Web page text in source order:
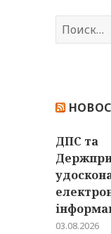
Н
а
:
ДПС та
03.08.2026